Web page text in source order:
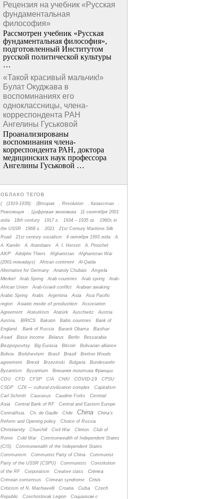
Рецензия на учебник «Русская
фундаментальная
философия»
Рассмотрен учебник «Русская
фундаментальная философия»,
подготовленный Институтом
русской политической культуры
…
«Такой красивый мальчик!»
Булат Окуджава в
воспоминаниях его
одноклассницы, члена-
корреспондента РАН
Ангелины Гуськовой
Проанализированы
воспоминания члена­
корреспондента РАН, доктора
медицинских наук профессора
Ангелины Гуськовой …
ОБЛАКО ТЕГОВ
( (1919-1939); (Вторая . Revolution . Казахстан
.
Революция
. Цифровая экономика
11 сентября 2001
года
18th century 1917 г. 1934 – 1935 гг.
1960s in
the USSR
1968 г. 2021
21st Century Maritime Silk
Road
21st century socialism 4 октября 1993 года
A.
A. Karelin
A. Atambaev A. I. Herzen A. Pinochet
AKP Adolphe Thiers Afghanistan
Afghanistan War
(2001-nowadays)
African continent
Al-Qaida
Alternative for Germany
Anatoly Chubais
Angela
Merkel
Arab Spring Arab countries Arab spring
Arab-
African Union
Arab-Israeli conflict
Arabian awaking
Arabic Spring
Arabs Argentina Asia
Asia Pacific
region
Asiatic mode of production
Association
Agreement
Ataturkism Atatürk Auschwitz
Austria
Austria.
BRICS Bakatin Baltic countries
Bank of
England.
Bank of Russia Barack Obama
Bashar
Asad
Basic income Belarus Berlin Bessarabia
Bezpopovtsy Big Eurasia Bitcoin
Bolivarian alliance
Bolivia
Bolshevism Brasil Brazil
Bretton Woods
agreement
Brexit Brzezinski Bulgaria
Bundeswehr
Byzantism
Byzantium
Bнешняя политика Франции
CDU
CFD CFSP CIA CNKI COVID-19
CPSU
CSDP
CZК — cultural-zivilization complex
Capitalism
Carl Schmitt
Caucasus Caudine Forks
Central
Asia
Central Bank of RF
Central and Eastern Europe
CentralAsia.
Ch. de Gaulle Chile China
China's
Reform and Opening policy
Choice of Russia
Christianity Churchill Civil War Clinton
Club of
Rome
Cold War
Commonwealth of Independent States
(CIS)
Commonwealth of the Independent States
Communism
Communist Party of China
Communist
Party of the USSR (CSPU)
Communists
Constitution
of the RF
Corporatism Creative class Crimea
Crimean consensus Crimean syndrome Crisis
Criticism of N. Machiavelli Croatia Cuba
Czech
Republic
Czechoslovak Legion
Cоциализм с